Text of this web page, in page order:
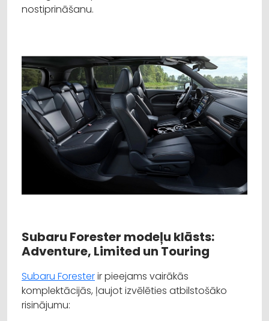
nostiprināšanu.
Subaru Forester modeļu klāsts:
Adventure, Limited un Touring
Subaru Foresterir pieejams vairākās
komplektācijās, ļaujot izvēlēties atbilstošāko
risinājumu: